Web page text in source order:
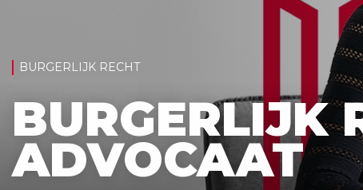
BURGERLIJK RECHT
BURGERLIJK
ADVOCAAT